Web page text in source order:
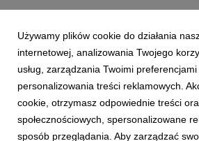
Używamy plików cookie do działania
internetowej, analizowania Twojego
usług, zarządzania Twoimi
personalizowania treści reklamowych.
cookie, otrzymasz odpowiednie treści
społecznościowych, spersonalizowane
sposób przeglądania. Aby zarządzać